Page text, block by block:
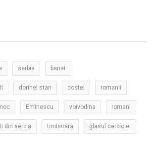
serbia banat
dorinel stan costei romanii
Eminescu voivodina romani
din serbia timisoara glasul cerbiciei